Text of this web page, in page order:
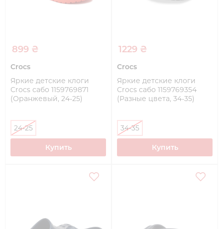
899 ₴
Crocs
Яркие детские клоги
Crocs сабо 1159769871
(Оранжевый, 24-25)
24-25
Купить
1229 ₴
Crocs
Яркие детские клоги
Crocs сабо 1159769354
(Разные цвета, 34-35)
34-35
Купить